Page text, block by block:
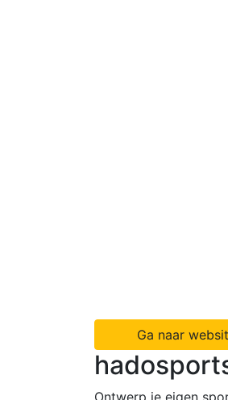
Ga naar
Ontwerp je eigen